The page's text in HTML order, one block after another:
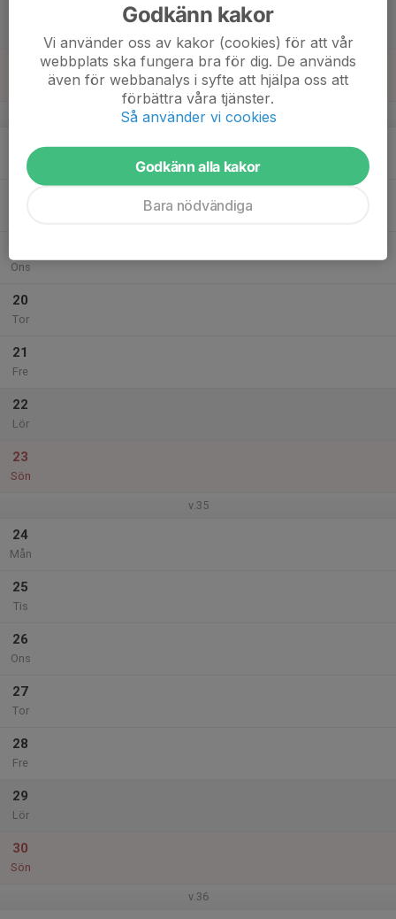
v.34
Mån
Ons
20
Tor
21
Fre
22
Lör
23
Sön
v.35
24
Mån
25
Tis
26
Ons
27
Tor
28
Fre
29
Lör
30
Sön
v.36
Godkänn kakor
Vi använder oss av kakor (cookies) för att vår
webbplats ska fungera bra för dig. De används
även för webbanalys i syfte att hjälpa oss att
förbättra våra tjänster.
Så använder vi cookies
Godkänn alla kakor
Bara nödvändiga